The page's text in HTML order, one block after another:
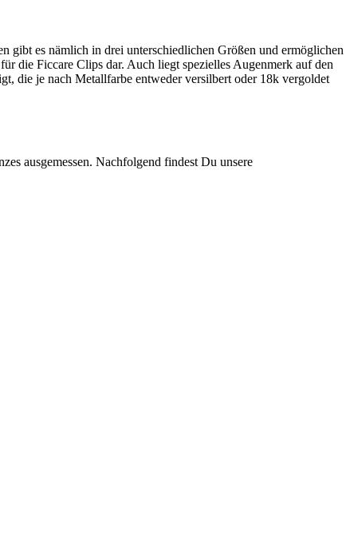
gibt es nämlich in drei unterschiedlichen Größen und ermöglichen
die Ficcare Clips dar. Auch liegt spezielles Augenmerk auf den
die je nach Metallfarbe entweder versilbert oder 18k vergoldet
ausgemessen. Nachfolgend findest Du unsere